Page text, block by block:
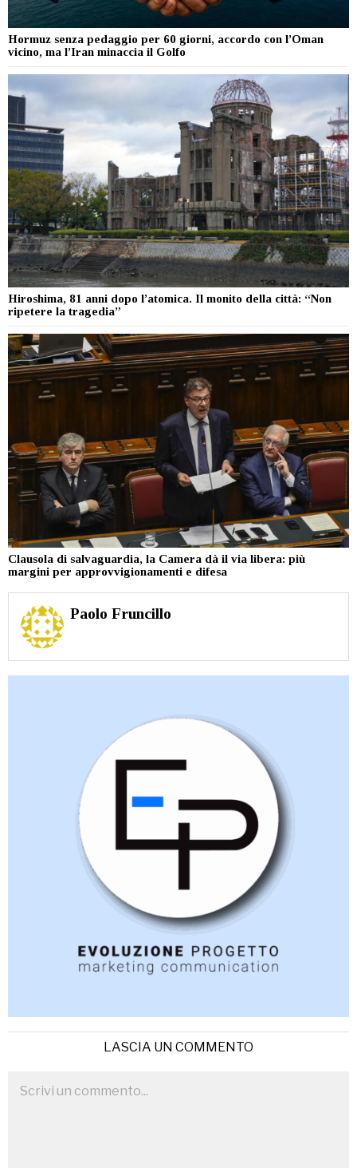
Hormuz senza pedaggio per 60 giorni, accordo con l’Oman
vicino, ma l’Iran minaccia il Golfo
Hiroshima, 81 anni dopo l’atomica. Il monito della città: “Non
ripetere la tragedia”
Clausola di salvaguardia, la Camera dà il via libera: più
margini per approvvigionamenti e difesa
Paolo Fruncillo
LASCIA UN COMMENTO